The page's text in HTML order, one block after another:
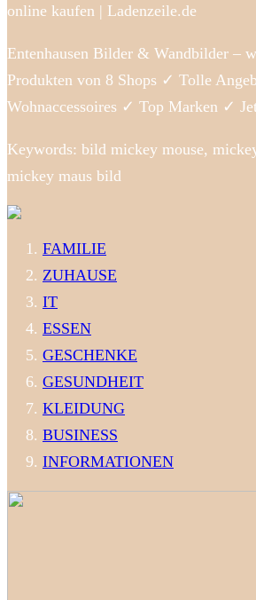
online kaufen | Ladenzeile.de
Entenhausen Bilder & Wandbilder –
Produkten von 8 Shops ✓ Tolle
Wohnaccessoires ✓ Top Marken ✓
Keywords: bild mickey mouse,
mickey maus bild
FAMILIE
ZUHAUSE
IT
ESSEN
GESCHENKE
GESUNDHEIT
KLEIDUNG
BUSINESS
INFORMATIONEN